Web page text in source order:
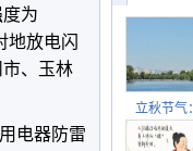
为
地放电闪
、玉林
电器防雷
立秋节气